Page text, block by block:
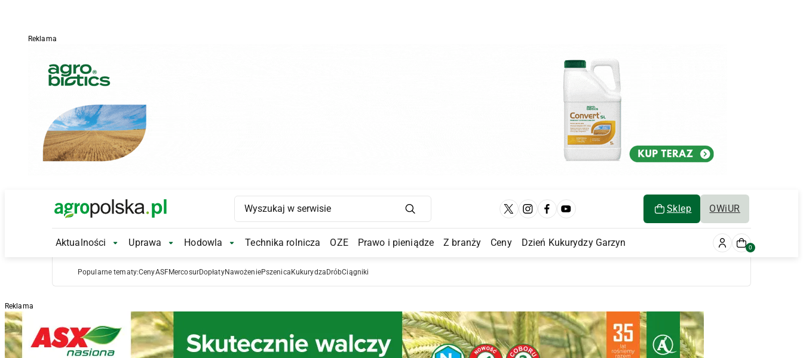
Reklama
Main Logo Sklep OWiUR
Main Navigation
Aktualności Aktualności Submenu
Uprawa Uprawa Submenu
Hodowla Hodowla Submenu
Technika rolnicza OZE Prawo i pieniądze Z branży Ceny Dzień Kukurydzy Garzyn 0
Popularne tematy:CenyASFMercosurDopłatyNawożeniePszenica Kukurydza DróbCiągniki
Reklama